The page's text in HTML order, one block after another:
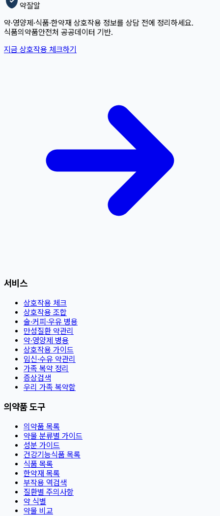
약잘알
약·영양제·식품·한약재 상호작용 정보를 상담 전에 정리하세요.
식품의약품안전처 공공데이터 기반.
지금 상호작용 체크하기
서비스
상호작용 체크
상호작용 조합
술·커피·우유 병용
만성질환 약관리
약·영양제 병용
상호작용 가이드
임신·수유 약관리
가족 복약 정리
증상검색
우리 가족 복약함
의약품 도구
의약품 목록
약물 분류별 가이드
성분 가이드
건강기능식품 목록
식품 목록
한약재 목록
부작용 역검색
질환별 주의사항
약 식별
약물 비교